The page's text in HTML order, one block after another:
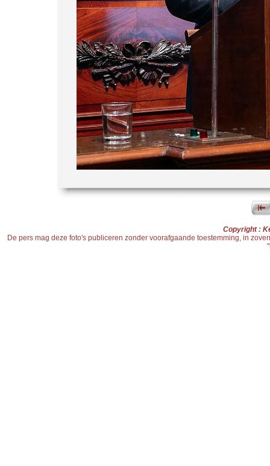
Copyright :
De pers mag deze foto's publiceren zonder voorafgaande toestemming, in